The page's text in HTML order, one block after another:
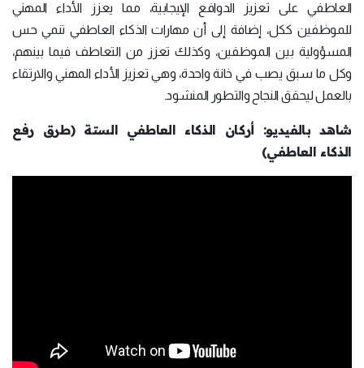
العاطفي على تعزيز الدوافع الإيجابية، مما يعزز الأداء المهني
للموظفين ككل، إضافة إلى أن مهارات الذكاء العاطفي تنمي حس
المسؤولية بين الموظفين، وكذلك تعزز من التعاطف فيما بينهم،
وكل ما سبق يصب في خانة واحدة، وهي تعزيز الأداء المهني والارتقاء
بالعمل ليحقق النجاح والتطور المنشود.
شاهد بالفيديو: أركان الذكاء العاطفي الستة (طرق رفع
الذكاء العاطفي)